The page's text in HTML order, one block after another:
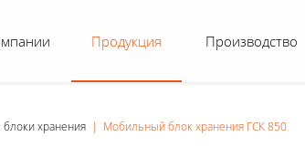
хранения | Мобильный блок хранения ГСК 850
Продукция Производство